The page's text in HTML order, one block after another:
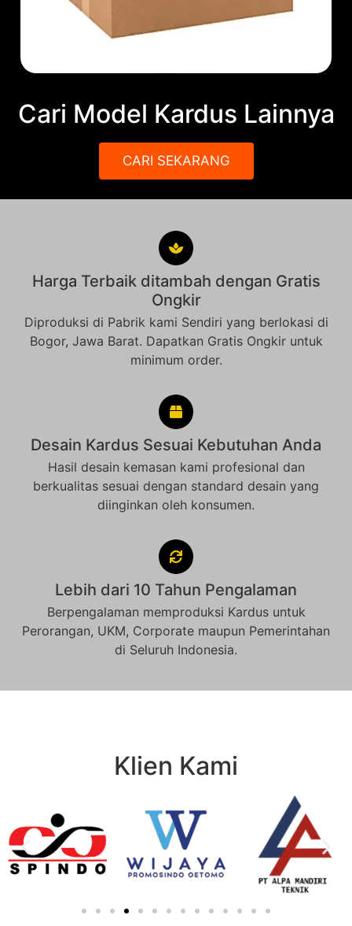
Cari Model Kardus Lainnya
CARI SEKARANG
Harga Terbaik ditambah dengan Gratis
Ongkir
Diproduksi di Pabrik kami Sendiri yang berlokasi di
Bogor, Jawa Barat. Dapatkan Gratis Ongkir untuk
minimum order.
Desain Kardus Sesuai Kebutuhan Anda
Hasil desain kemasan kami profesional dan
berkualitas sesuai dengan standard desain yang
diinginkan oleh konsumen.
Lebih dari 10 Tahun Pengalaman
Berpengalaman memproduksi Kardus untuk
Perorangan, UKM, Corporate maupun Pemerintahan
di Seluruh Indonesia.
Klien Kami